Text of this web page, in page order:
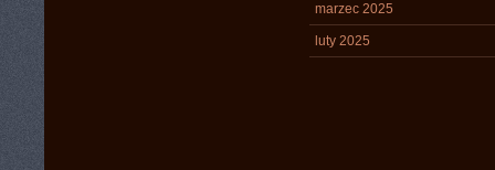
marzec 2025
luty 2025